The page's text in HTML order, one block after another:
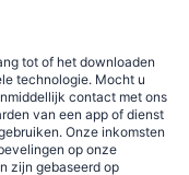
tot of het downloaden
technologie. Mocht u
contact met ons
van een app of dienst
Onze inkomsten
op onze
zijn gebaseerd op